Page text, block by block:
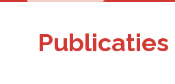
Publicaties